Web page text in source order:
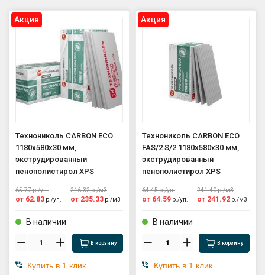
GPS координаты проезда к
складу:
53.85987990162563,27.420653302
90123
sales@profkomplekt.by
Aкция
Технониколь CARBON ECO
1180х580х30 мм,
экструдированный
пенополистирол XPS
65.77р./уп.
от 62.83 р./уп.
246.32р./м3
от 235.33 р./м3
В наличии
В корзину
Купить в 1 клик
Aкция
Технониколь CARBON ECO
FAS/2 S/2 1180х580х30 мм,
экструдированный
пенополистирол XPS
64.45р./уп.
от 64.59 р./уп.
241.40р./м3
от 241.92 р./м3
В наличии
В корзину
Купить в 1 клик